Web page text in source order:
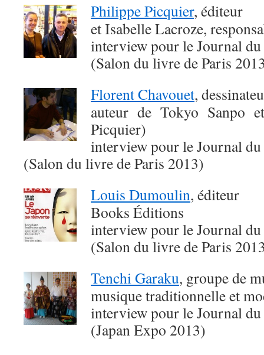
Philippe Picquier, éditeur
et Isabelle Lacroze,
interview pour le Journal du
(Salon du livre de Paris
Florent Chavouet,
auteur de Tokyo Sanpo
Picquier)
interview pour le Journal du
(Salon du livre de Paris 2013)
Louis Dumoulin, éditeur
Books Éditions
interview pour le Journal du
(Salon du livre de Paris
Tenchi Garaku, groupe de
musique traditionnelle et
interview pour le Journal du
(Japan Expo 2013)